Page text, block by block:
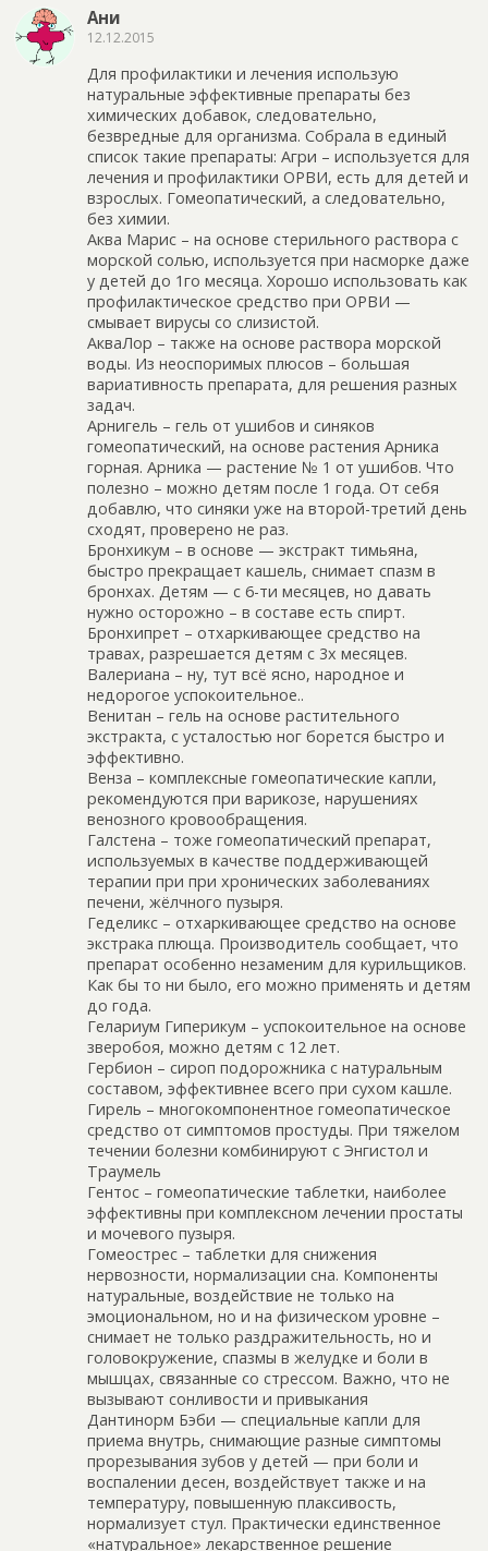
Ани
12.12.2015
Для профилактики и лечения использую
натуральные эффективные препараты без
химических добавок, следовательно,
безвредные для организма. Собрала в единый
список такие препараты: Агри – используется для
лечения и профилактики ОРВИ, есть для детей и
взрослых. Гомеопатический, а следовательно,
без xимии.
Аква Марис – на основе стерильного раствора с
морской солью, используется при насморке даже
у детей до 1го месяца. Хорошо использовать как
профилактическое средство при ОРВИ —
смывает вирусы со слизистой.
АкваЛор – также на основе раствора морской
воды. Из неоспоримых плюсов – большая
вариативность препарата, для решения разных
задач.
Арнигель – гель от ушибов и синяков
гомеопатический, на основе растения Арника
горная. Арника — растение № 1 от ушибов. Что
полезно – можно детям после 1 года. От себя
добавлю, что синяки уже на второй-третий день
сходят, проверено не раз.
Бронхикум – в основе — экстракт тимьяна,
быстро прекращает кашель, снимает спазм в
бронхах. Детям — с 6-ти месяцев, но давать
нужно осторожно – в составе есть спирт.
Бронхипрет – отхаркивающее средство на
травах, разрешается детям с 3х месяцев.
Валериана – ну, тут всё ясно, народное и
недорогое успокоительное..
Венитан – гель на основе растительного
экстракта, с усталостью ног борется быстро и
эффективно.
Венза – комплексные гомеопатические капли,
рекомендуются при варикозе, нарушениях
венозного кровообращения.
Галстена – тоже гомеопатический препарат,
используемых в качестве поддерживающей
терапии при при хронических заболеваниях
печени, жёлчного пузыря.
Геделикс – отхаркивающее средство на основе
экстрака плюща. Производитель сообщает, что
препарат особенно незаменим для курильщиков.
Как бы то ни было, его можно применять и детям
до года.
Гелариум Гиперикум – успокоительное на основе
зверобоя, можно детям с 12 лет.
Гербион – сироп подорожника с натуральным
составом, эффективнее всего при сухом кашле.
Гирель – многокомпонентное гомеопатическое
средство от симптомов простуды. При тяжелом
течении болезни комбинируют с Энгистол и
Траумель
Гентос – гомеопатические таблетки, наиболее
эффективны при комплексном лечении простаты
и мочевого пузыря.
Гомеострес – таблетки для снижения
нервозности, нормализации сна. Компоненты
натуральные, воздействие не только на
эмоциональном, но и на физическом уровне –
снимает не только раздражительность, но и
головокружение, спазмы в желудке и боли в
мышцах, связанные со стрессом. Важно, что не
вызывают сонливости и привыкания
Дантинорм Бэби — специальные капли для
приема внутрь, снимающие разные симптомы
прорезывания зубов у детей — при боли и
воспалении десен, воздействует также и на
температуру, повышенную плаксивость,
нормализует стyл. Практически единственное
«натуральное» лекарственное решение